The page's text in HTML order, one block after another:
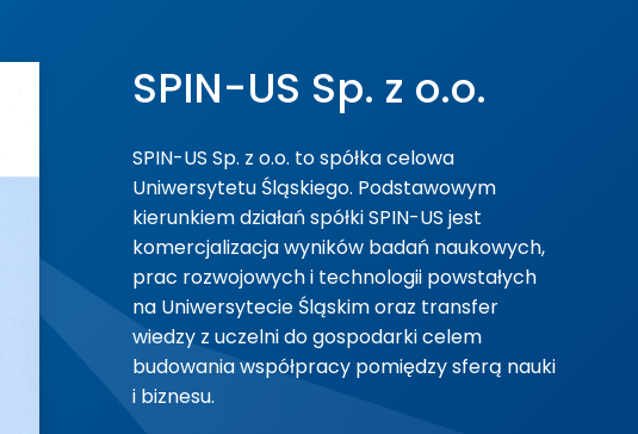
SPIN-US Sp. z o.o.
SPIN-US Sp. z o.o. to spółka celowa
Uniwersytetu Śląskiego. Podstawowym
kierunkiem działań spółki SPIN-US jest
komercjalizacja wyników badań naukowych,
prac rozwojowych i technologii powstałych
na Uniwersytecie Śląskim oraz transfer
wiedzy z uczelni do gospodarki celem
budowania współpracy pomiędzy sferą nauki
i biznesu.